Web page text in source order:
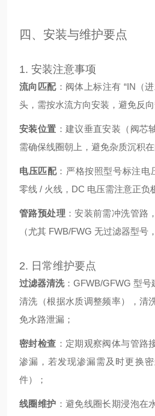
四、安装与维护要点
1. 安装注意事项
流向匹配：阀体上标注有 “IN（
头，需按水流方向安装，避免反
安装位置 ：建议垂直安装（阀芯
需确保线圈朝上，避免杂质沉积在
电压匹配：严格按照型号标注电
零线 / 火线，DC 电压需注意正负
管路预处理 ：安装前需冲洗管路
（尤其 FWB/FWG 无过滤器型号
2. 日常维护要点
过滤器清洗：GFWB/GFWG 型号
清洗（根据水质调整频率），清
免水路泄漏；
密封检查 ：定期观察阀体与管路
渗漏，若发现渗漏需及时更换
件）；
线圈维护 ：避免线圈长期浸泡在